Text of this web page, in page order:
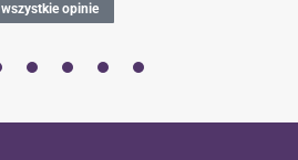
wszystkie opinie